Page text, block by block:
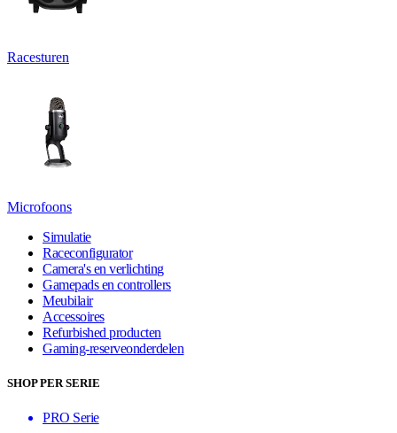
Racesturen
Microfoons
Simulatie
Raceconfigurator
Camera's en verlichting
Gamepads en controllers
Meubilair
Accessoires
Refurbished producten
Gaming-reserveonderdelen
SHOP PER SERIE
PRO Serie